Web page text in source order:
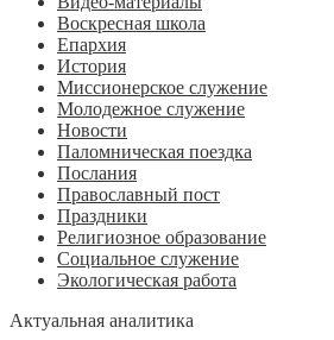
Воскресная школа
Епархия
История
Миссионерское служение
Молодежное служение
Новости
Паломническая поездка
Послания
Православный пост
Праздники
Религиозное образование
Социальное служение
Экологическая работа
Актуальная аналитика